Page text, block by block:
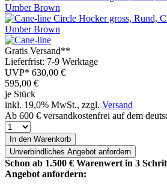
Gratis Versand**
Lieferfrist: 7-9 Werktage
UVP* 630,00 €
595,00 €
je Stück
inkl. 19,0% MwSt., zzgl. Versand
Ab 600 € versandkostenfrei auf dem
In den Warenkorb
Unverbindliches Angebot anfordern
Schon ab 1.500 € Warenwert in 3
Angebot anfordern: